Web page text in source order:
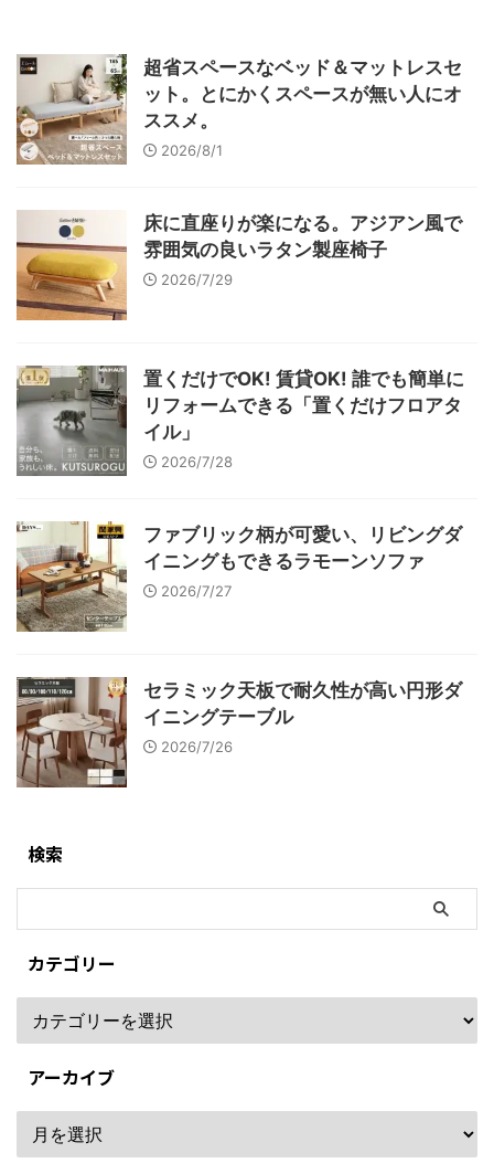
超省スペースなベッド＆マットレスセ
ット。とにかくスペースが無い人にオ
ススメ。
2026/8/1
床に直座りが楽になる。アジアン風で
雰囲気の良いラタン製座椅子
2026/7/29
置くだけでOK! 賃貸OK! 誰でも簡単に
リフォームできる「置くだけフロアタ
イル」
2026/7/28
ファブリック柄が可愛い、リビングダ
イニングもできるラモーンソファ
2026/7/27
セラミック天板で耐久性が高い円形ダ
イニングテーブル
2026/7/26
検索
カテゴリー
アーカイブ